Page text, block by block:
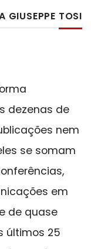
GIUSEPPE TOSI
dezenas de
nem
se somam
em
de quase
últimos 25